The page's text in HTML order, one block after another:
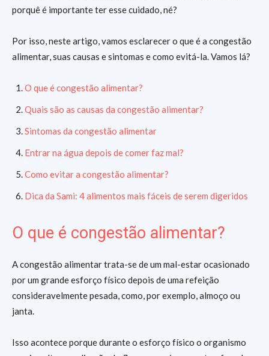
porquê é importante ter esse cuidado, né?
Por isso, neste artigo, vamos esclarecer o que é a congestão
alimentar, suas causas e sintomas e como evitá-la. Vamos lá?
O que é congestão alimentar?
Quais são as causas da congestão alimentar?
Sintomas da congestão alimentar
Entrar na água depois de comer faz mal?
Como evitar a congestão alimentar?
Dica da Sami: 4 alimentos mais fáceis de serem digeridos
O que é congestão alimentar?
A congestão alimentar trata-se de um mal-estar ocasionado
por um grande esforço físico depois de uma refeição
consideravelmente pesada, como, por exemplo, almoço ou
janta.
Isso acontece porque durante o esforço físico o organismo